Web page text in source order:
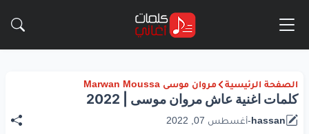
الصفحة الرئيسية مروان موسى Marwan Moussa
كلمات اغنية عاش مروان موسى | 2022
hassan
-أغسطس 07, 2022